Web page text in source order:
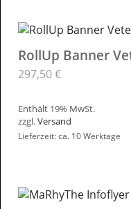
RollUp Banner
297,50€
Enthält 19% MwSt.
zzgl.Versand
Lieferzeit: ca. 10 Werktage